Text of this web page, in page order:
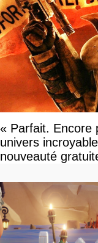
« Parfait. Encore
univers
nouveauté